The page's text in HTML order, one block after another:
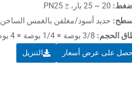
حديد أسود/مغلفن بالغمس الساخن
الحجم:
على عرض أسعار التنزيل